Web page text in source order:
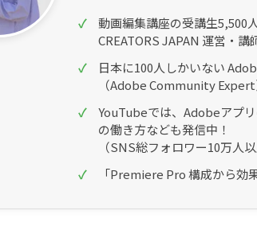
動画編集講座の受講生5,500
CREATORS JAPAN 運営・講
日本に100人しかいない
（Adobe Community Expert
YouTubeでは、Adobeアプ
の働き方なども発信中！​
（SNS総フォロワー10万人以
「Premiere Pro 構成から効